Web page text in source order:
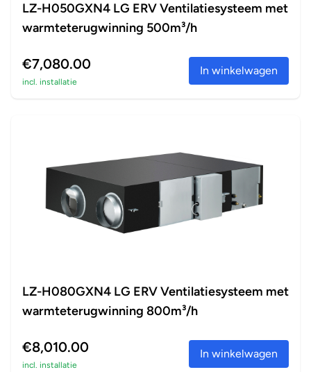
LZ-H050GXN4 LG ERV Ventilatiesysteem met
warmteterugwinning 500m³/h
€7,080.00
incl. installatie
In winkelwagen
LZ-H080GXN4 LG ERV Ventilatiesysteem met
warmteterugwinning 800m³/h
€8,010.00
incl. installatie
In winkelwagen